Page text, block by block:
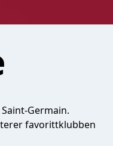
Germain.
favorittklubben